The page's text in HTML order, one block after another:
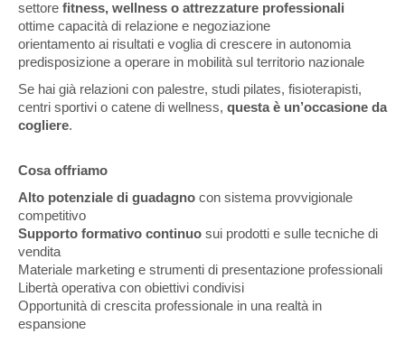
settore fitness, wellness o attrezzature professionali
ottime capacità di relazione e negoziazione
orientamento ai risultati e voglia di crescere in autonomia
predisposizione a operare in mobilità sul territorio nazionale
Se hai già relazioni con palestre, studi pilates, fisioterapisti,
centri sportivi o catene di wellness, questa è un’occasione da
cogliere.
Cosa offriamo
Alto potenziale di guadagno con sistema provvigionale
competitivo
Supporto formativo continuo sui prodotti e sulle tecniche di
vendita
Materiale marketing e strumenti di presentazione professionali
Libertà operativa con obiettivi condivisi
Opportunità di crescita professionale in una realtà in
espansione